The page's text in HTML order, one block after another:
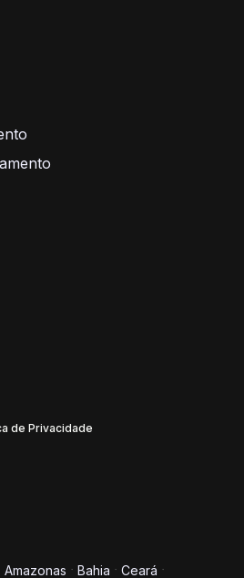
de Privacidade
Amazonas Bahia Ceará